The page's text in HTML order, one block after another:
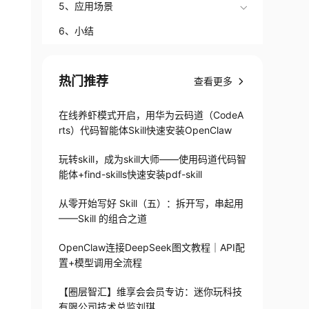
5、应用场景
6、小结
热门推荐 查看更多
在线养虾模式开启，用华为云码道（CodeA
rts）代码智能体Skill快速安装OpenClaw
玩转skill，成为skill大师——使用码道代码智
能体+find-skills快速安装pdf-skill
从零开始写好 Skill（五）：拆开写，串起用
——Skill 的组合之道
OpenClaw连接DeepSeek图文教程｜API配
置+模型调用全流程
【圈层智汇】维享会会员专访：迷你玩科技
有限公司技术总监刘琪